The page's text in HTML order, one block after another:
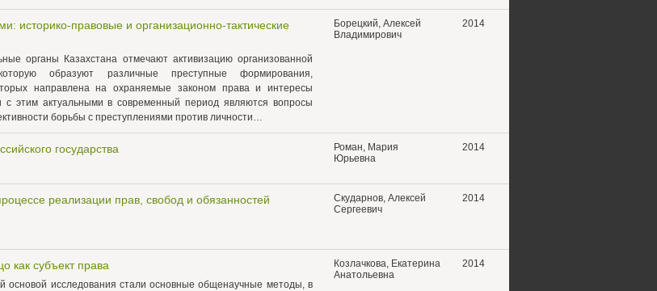
историко-правовые и организационно-тактические
органы Казахстана отмечают активизацию организованной
образуют различные преступные формирования,
направлена на охраняемые законом права и интересы
с этим актуальными в современный период являются вопросы
борьбы с преступлениями против личности…
Борецкий, Алексей
Владимирович
2014
государства
Роман, Мария
Юрьевна
2014
реализации прав, свобод и обязанностей
Скударнов, Алексей
Сергеевич
2014
как субъект права
основой исследования стали основные общенаучные методы, в
Козлачкова, Екатерина
Анатольевна
2014